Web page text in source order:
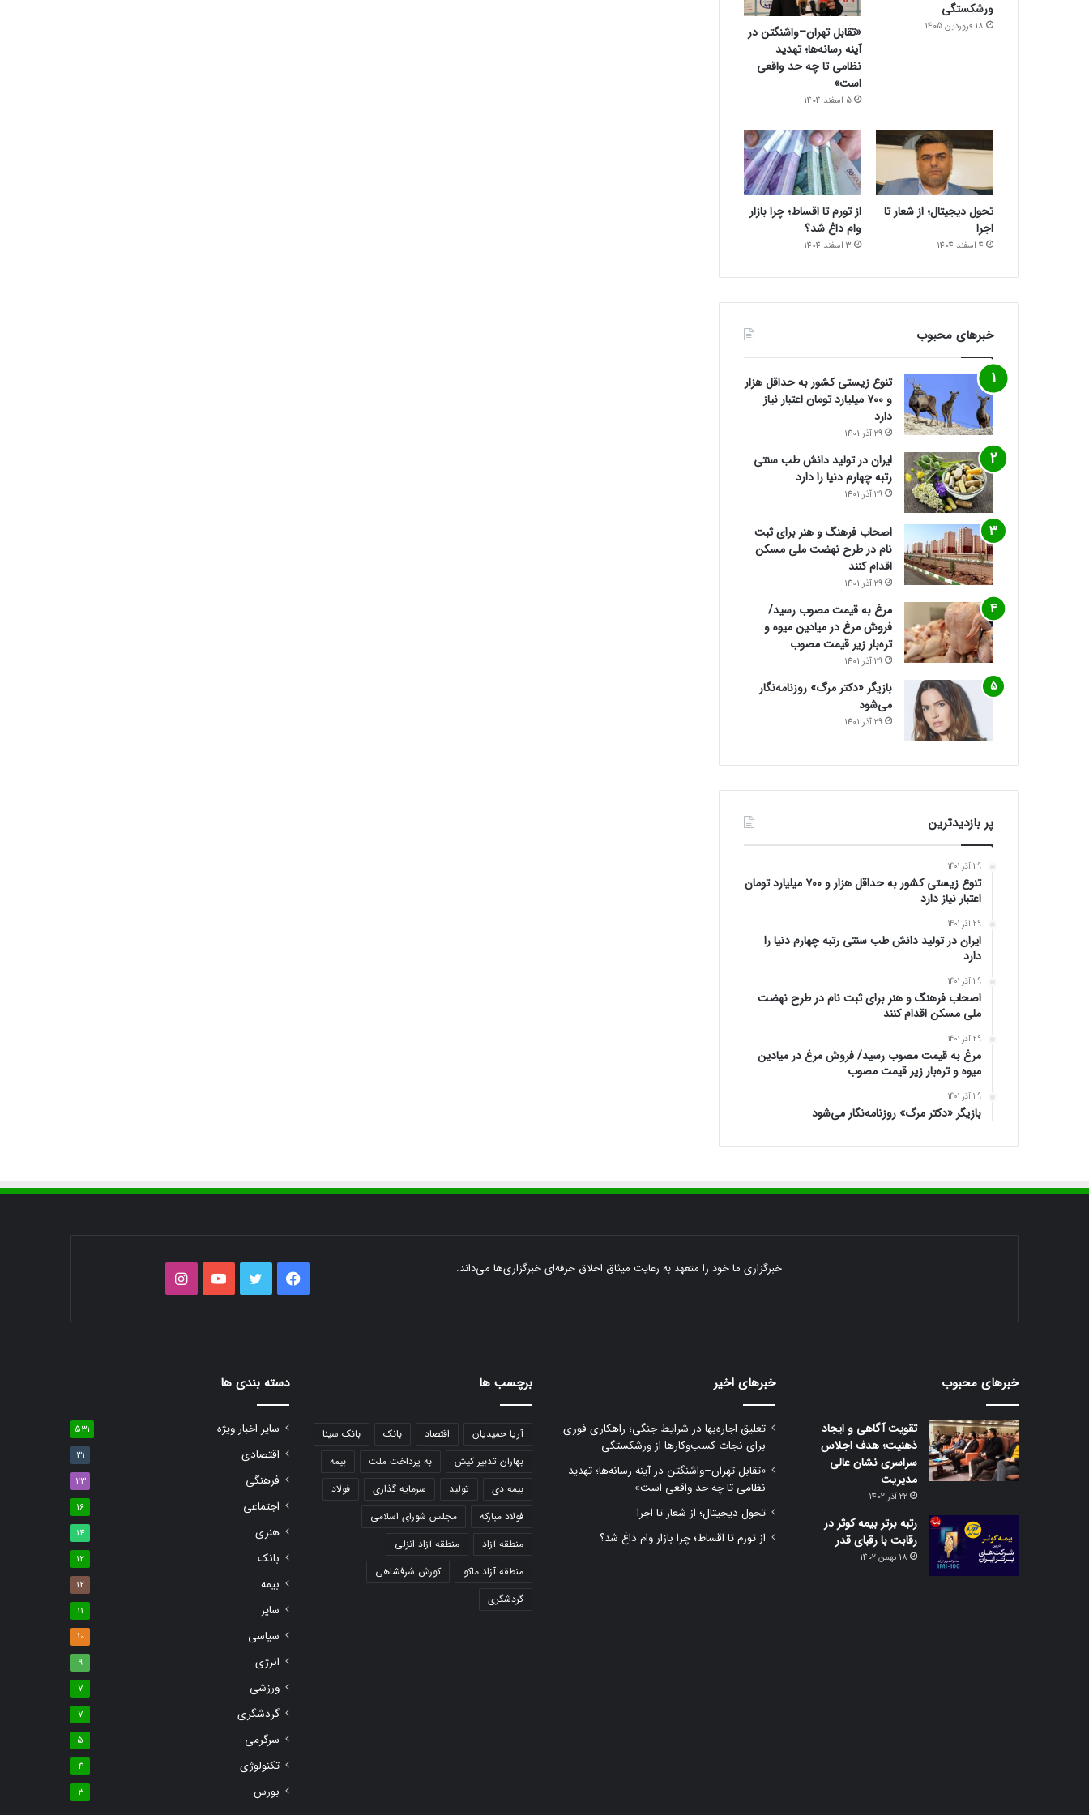
ورشکستگی
18 فروردین 1405
«تقابل تهران–واشنگتن در
آینه رسانه‌ها؛ تهدید
نظامی تا چه حد واقعی
است»
5 اسفند 1404
تحول دیجیتال؛ از شعار تا
اجرا
4 اسفند 1404
از تورم تا اقساط؛ چرا بازار
وام داغ شد؟
3 اسفند 1404
خبرهای محبوب
تنوع زیستی کشور به حداقل هزار
و ۷۰۰ میلیارد تومان اعتبار نیاز
دارد
29 آذر 1401
ایران در تولید دانش طب سنتی
رتبه چهارم دنیا را دارد
29 آذر 1401
اصحاب فرهنگ و هنر برای ثبت
نام در طرح نهضت ملی مسکن
اقدام کنند
29 آذر 1401
مرغ به قیمت مصوب رسید/
فروش مرغ در میادین میوه و
تره‌بار زیر قیمت مصوب
29 آذر 1401
بازیگر «دکتر مرگ» روزنامه‌نگار
می‌شود
29 آذر 1401
پر بازدیدترین
29 آذر 1401
تنوع زیستی کشور به حداقل هزار و ۷۰۰ میلیارد تومان
اعتبار نیاز دارد
29 آذر 1401
ایران در تولید دانش طب سنتی رتبه چهارم دنیا را
دارد
29 آذر 1401
اصحاب فرهنگ و هنر برای ثبت نام در طرح نهضت
ملی مسکن اقدام کنند
29 آذر 1401
مرغ به قیمت مصوب رسید/ فروش مرغ در میادین
میوه و تره‌بار زیر قیمت مصوب
29 آذر 1401
بازیگر «دکتر مرگ» روزنامه‌نگار می‌شود
خبرگزاری ما خود را متعهد به رعایت میثاق اخلاق حرفه‌ای خبرگزاری‌ها می‌داند.
فیس توییتر یوتیوباینستاگرام
خبرهای محبوب
تقویت آگاهی و ایجاد
ذهنیت؛ هدف اجلاس
سراسری نشان عالی
مدیریت
22 آذر 1402
رتبه برتر بیمه کوثر در
رقابت با رقبای قدر
18 بهمن 1402
خبرهای اخیر
تعلیق اجاره‌بها در شرایط جنگی؛ راهکاری فوری
برای نجات کسب‌وکارها از ورشکستگی
«تقابل تهران–واشنگتن در آینه رسانه‌ها؛ تهدید
نظامی تا چه حد واقعی است»
تحول دیجیتال؛ از شعار تا اجرا
از تورم تا اقساط؛ چرا بازار وام داغ شد؟
برچسب ها
آریا حمیدیان اقتصاد بانک
بانک سینا
بهاران تدبیر کیش
به پرداخت ملت
بیمه
بیمه دی
تولید سرمایه گذاری
فولاد
فولاد مبارکه
مجلس شورای اسلامی
منطقه آزاد
منطقه آزاد انزلی
منطقه آزاد ماکو
کورش شرفشاهی
گردشگری
دسته بندی ها
سایر اخبار ویژه 531
اقتصادی 31
فرهنگی 23
اجتماعی 16
هنری 14
بانک 12
بیمه 12
سایر 11
سیاسی 10
انرژی 9
ورزشی 7
گردشگری 7
سرگرمی 5
تکنولوژی 4
بورس 3